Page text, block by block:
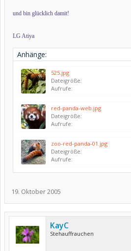
und bin glücklich damit!
LG Atiya
Anhänge:
525.jpg
Dateigröße:
Aufrufe:
red-panda-web.jpg
Dateigröße:
Aufrufe:
zoo-red-panda-01.jpg
Dateigröße:
Aufrufe:
19. Oktober 2005
KayC
Stehauffrauchen